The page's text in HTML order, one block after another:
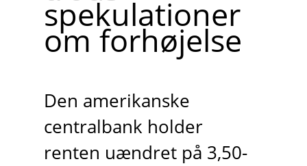
spekulationer
om forhøjelse
Den amerikanske
centralbank holder
renten uændret på 3,50-